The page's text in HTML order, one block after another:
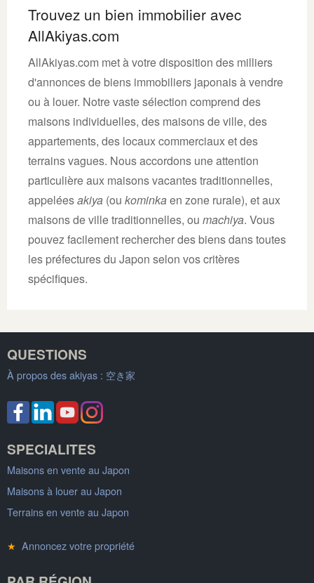
Trouvez un bien immobilier avec
AllAkiyas.com
AllAkiyas.com met à votre disposition des milliers
d'annonces de biens immobiliers japonais à vendre
ou à louer. Notre vaste sélection comprend des
maisons individuelles, des maisons de ville, des
appartements, des locaux commerciaux et des
terrains vagues. Nous accordons une attention
particulière aux maisons vacantes traditionnelles,
appeléesakiya (ou kominkaen zone rurale), et aux
maisons de ville traditionnelles, ou machiya. Vous
pouvez facilement rechercher des biens dans toutes
les préfectures du Japon selon vos critères
spécifiques.
QUESTIONS
À propos des akiyas : 空き家
SPECIALITES
Maisons en vente au Japon
Maisons à louer au Japon
Terrains en vente au Japon
★ Annoncez votre propriété